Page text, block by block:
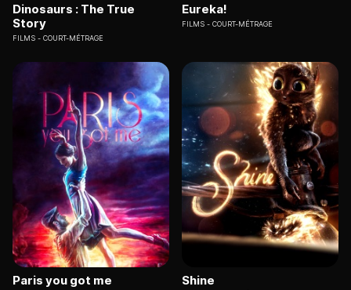
Dinosaurs : The True
Story
FILMS COURT-MÉTRAGE
Eureka!
FILMS COURT-MÉTRAGE
Paris you got me Shine